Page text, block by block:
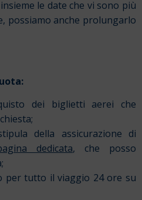
le date che vi sono più
possiamo anche prolungarlo
dei biglietti aerei che
della assicurazione di
dedicata, che posso
per tutto il viaggio 24 ore su